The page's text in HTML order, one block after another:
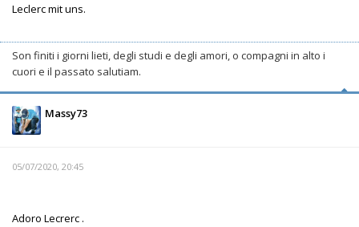
Leclerc mit uns.
Son finiti i giorni lieti, degli studi e degli amori, o compagni in alto i
cuori e il passato salutiam.
Massy73
05/07/2020, 20:45
Adoro Lecrerc .